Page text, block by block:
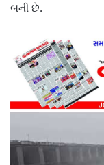
બની છે.